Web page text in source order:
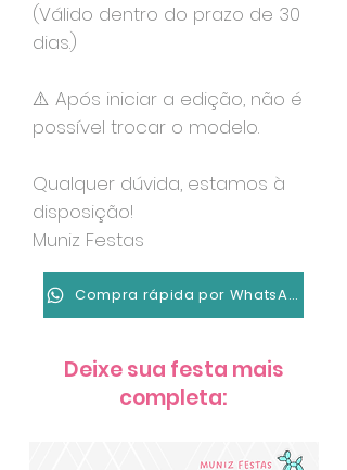
(Válido dentro do prazo de 30
dias.)
⚠️ Após iniciar a edição, não é
possível trocar o modelo.
Qualquer dúvida, estamos à
disposição!
Muniz Festas
Compra rápida por WhatsApp
Deixe sua festa mais
completa: